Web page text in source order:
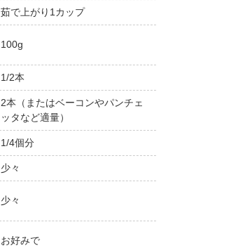
茹で上がり1カップ
100g
1/2本
2本（またはベーコンやパンチェ
ッタなど適量）
1/4個分
少々
少々
お好みで